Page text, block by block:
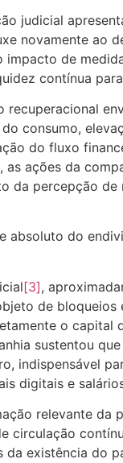
judicial
novamente ao
impacto de
contínua
consumo,
do fluxo
ações da
da percepção
absoluto do
[3],
de
o capital
sustentou
indispensável
digitais e
relevante da
circulação
existência do